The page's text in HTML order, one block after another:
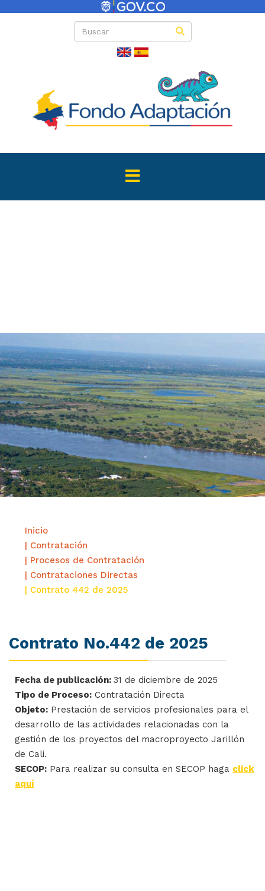
Directas
Inicio
| Contratación
| Procesos de Contratación
| Contrataciones Directas
| Contrato 442 de 2025
Contrato No.442 de 2025
Fecha de publicación: 31 de diciembre de 2025
Tipo de Proceso: Contratación Directa
Objeto: Prestación de servicios profesionales para el
desarrollo de las actividades relacionadas con la
gestión de los proyectos del macroproyecto Jarillón
de Cali.
SECOP: Para realizar su consulta en SECOP haga click
aquí